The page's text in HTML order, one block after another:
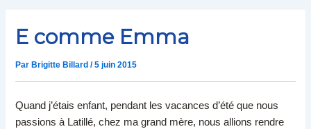
E comme Emma
Par Brigitte Billard/5 juin 2015
Quand j’étais enfant, pendant les vacances d’été que nous
passions à Latillé, chez ma grand mère, nous allions rendre